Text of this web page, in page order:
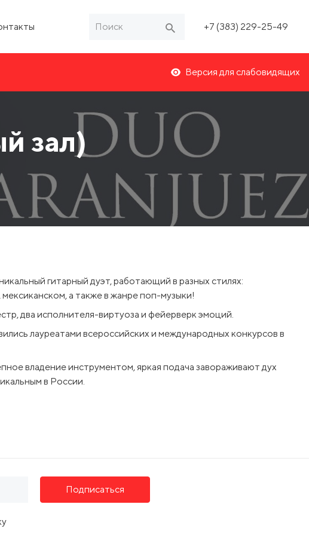
+7 (383) 229-25-49
Версия для слабовидящих
зал)
гитарный дуэт, работающий в разных стилях:
а также в жанре поп-музыки!
два исполнителя-виртуоза и фейерверк эмоций.
лауреатами всероссийских и международных конкурсов в
владение инструментом, яркая подача завораживают дух
в России.
ощущение полета и полной свободы — всё это рождается,
вместе с Duo Aranjuez!
Подписаться